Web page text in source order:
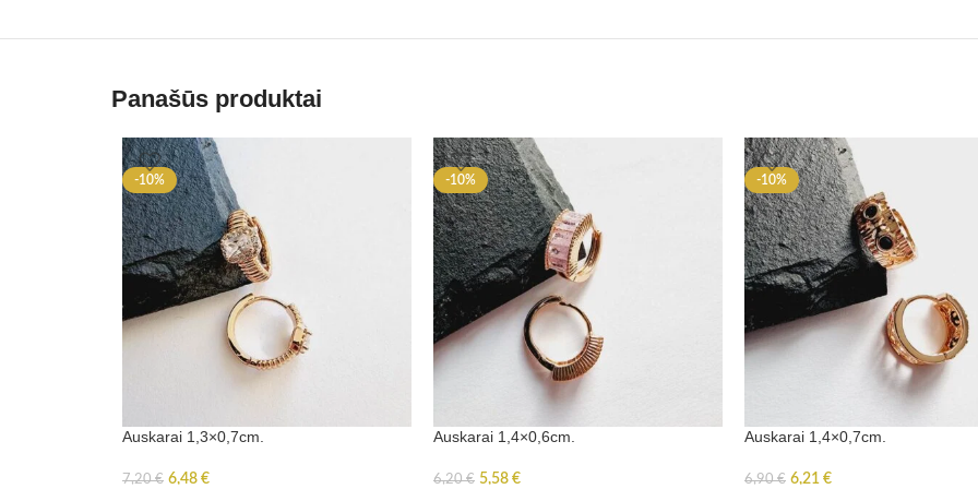
Panašūs produktai
-10%
Auskarai 1,3×0,7cm.
7,20€ 6,48 €
-10%
Auskarai 1,4×0,6cm.
6,20€ 5,58 €
-10%
Auskarai 1,4×0,7cm.
6,90€ 6,21 €